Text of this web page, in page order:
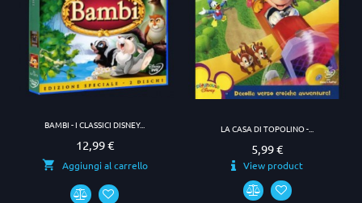
BAMBI - I CLASSICI DISNEY...
Prezzo
12,99 €
Aggiungi al carrello
LA CASA DI TOPOLINO -...
Prezzo
5,99 €
View product